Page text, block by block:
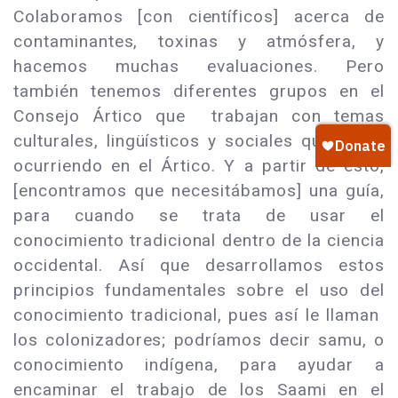
Colaboramos [con científicos] acerca de
contaminantes, toxinas y atmósfera, y
hacemos muchas evaluaciones. Pero
también tenemos diferentes grupos en el
Consejo Ártico que trabajan con temas
culturales, lingüísticos y sociales que están
ocurriendo en el Ártico. Y a partir de esto,
[encontramos que necesitábamos] una guía,
para cuando se trata de usar el
conocimiento tradicional dentro de la ciencia
occidental. Así que desarrollamos estos
principios fundamentales sobre el uso del
conocimiento tradicional, pues así le llaman
los colonizadores; podríamos decir samu, o
conocimiento indígena, para ayudar a
encaminar el trabajo de los Saami en el